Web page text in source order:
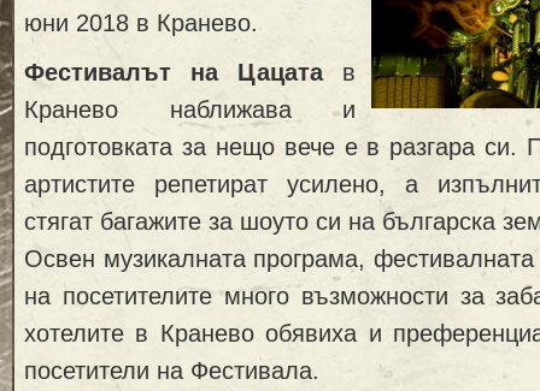
юни 2018 в Кранево.
Фестивалът на Цацатав
Кранево наближава и
подготовката за нещо вече е в разгара си.
артистите репетират усилено, а
стягат багажите за шоуто си на българска
Освен музикалната програма,
на посетителите много възможности за
хотелите в Кранево обявиха и
посетители на Фестивала.